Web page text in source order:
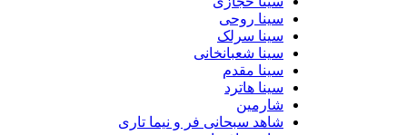
سینا روحی
سینا سرلک
سینا شعبانخانی
سینا مقدم
سینا هاترد
شارمین
شاهد سبحانی فر و نیما تاری